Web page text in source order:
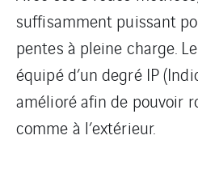
suffisamment puissant
pentes à pleine charge.
équipé d’un degré IP
amélioré afin de pouvoir
comme à l’extérieur.